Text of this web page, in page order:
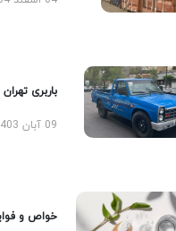
باربری
09 آبان 1403
خواص و